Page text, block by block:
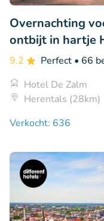
Overnachting
ontbijt in hartje
9.2 Perfect • 66
Hotel De Zalm
Herentals (28km)
Verkocht: 636